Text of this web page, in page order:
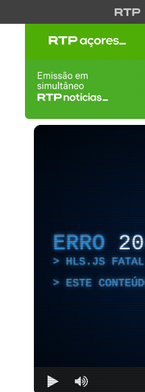
ERRO
HLS.JS FATAL
ESTE